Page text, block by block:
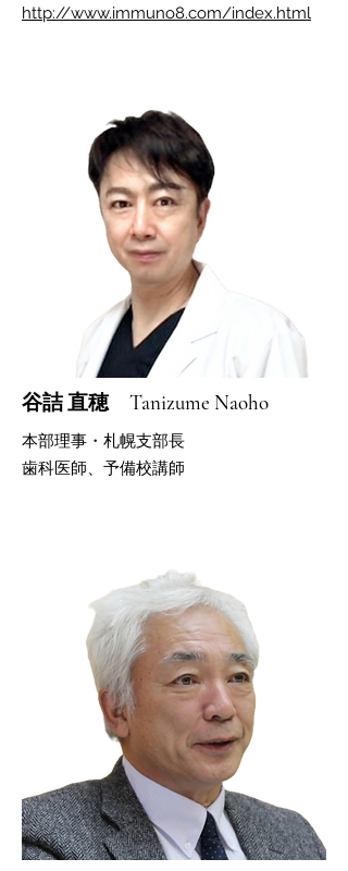
http://www.immuno8.com/index.html
谷詰 直穂 Tanizume Naoho
​本部理事・札幌支部長
歯科医師、予備校講師